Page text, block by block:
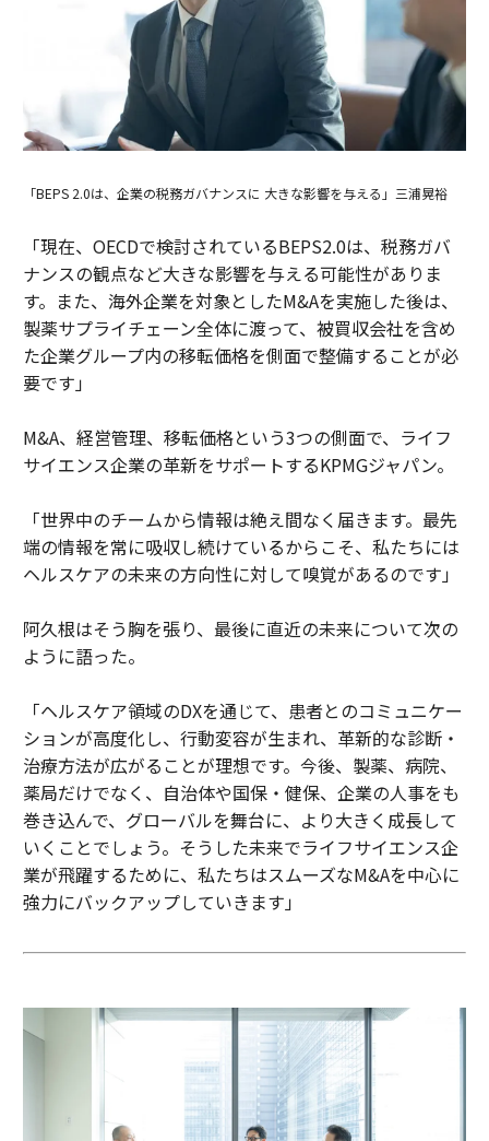
「BEPS 2.0は、企業の税務ガバナンスに 大きな影響を与える」三浦晃裕
「現在、OECDで検討されているBEPS2.0は、税務ガバ
ナンスの観点など大きな影響を与える可能性がありま
す。また、海外企業を対象としたM&Aを実施した後は、
製薬サプライチェーン全体に渡って、被買収会社を含め
た企業グループ内の移転価格を側面で整備することが必
要です」
M&A、経営管理、移転価格という3つの側面で、ライフ
サイエンス企業の革新をサポートするKPMGジャパン。
「世界中のチームから情報は絶え間なく届きます。最先
端の情報を常に吸収し続けているからこそ、私たちには
ヘルスケアの未来の方向性に対して嗅覚があるのです」
阿久根はそう胸を張り、最後に直近の未来について次の
ように語った。
「ヘルスケア領域のDXを通じて、患者とのコミュニケー
ションが高度化し、行動変容が生まれ、革新的な診断・
治療方法が広がることが理想です。今後、製薬、病院、
薬局だけでなく、自治体や国保・健保、企業の人事をも
巻き込んで、グローバルを舞台に、より大きく成長して
いくことでしょう。そうした未来でライフサイエンス企
業が飛躍するために、私たちはスムーズなM&Aを中心に
強力にバックアップしていきます」